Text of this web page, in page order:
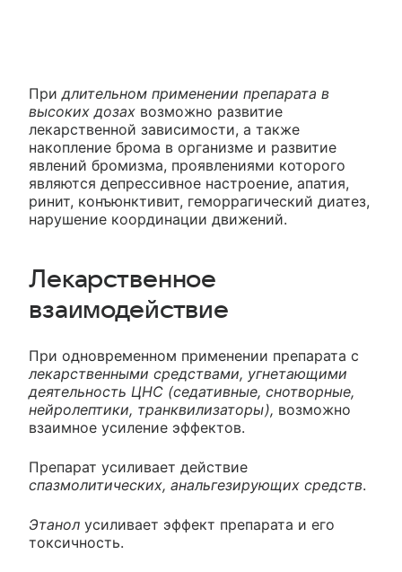
Придлительном применении препарата в
высоких дозах возможно развитие
лекарственной зависимости, а также
накопление брома в организме и развитие
явлений бромизма, проявлениями которого
являются депрессивное настроение, апатия,
ринит, конъюнктивит, геморрагический диатез,
нарушение координации движений.
Лекарственное
взаимодействие
При одновременном применении препарата с
лекарственными средствами, угнетающими
деятельность ЦНС (седативные, снотворные,
нейролептики, транквилизаторы), возможно
взаимное усиление эффектов.
Препарат усиливает действие
спазмолитических, анальгезирующих средств.
Этанол усиливает эффект препарата и его
токсичность.